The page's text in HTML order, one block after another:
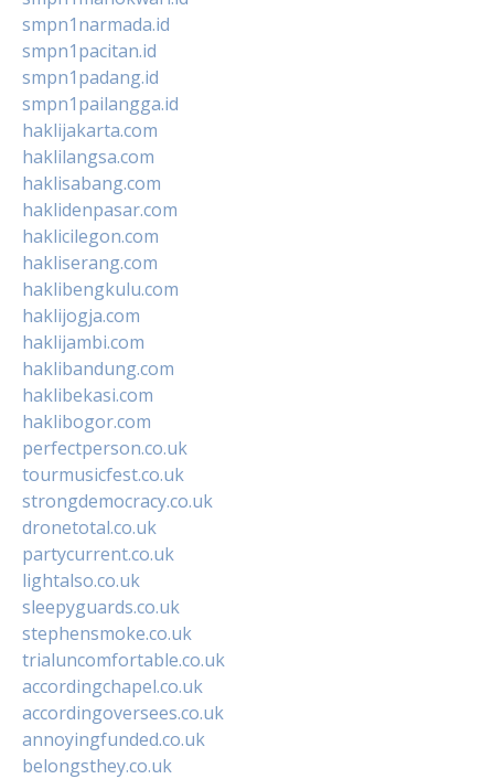
smpn1narmada.id
smpn1pacitan.id
smpn1padang.id
smpn1pailangga.id
haklijakarta.com
haklilangsa.com
haklisabang.com
haklidenpasar.com
haklicilegon.com
hakliserang.com
haklibengkulu.com
haklijogja.com
haklijambi.com
haklibandung.com
haklibekasi.com
haklibogor.com
perfectperson.co.uk
tourmusicfest.co.uk
strongdemocracy.co.uk
dronetotal.co.uk
partycurrent.co.uk
lightalso.co.uk
sleepyguards.co.uk
stephensmoke.co.uk
trialuncomfortable.co.uk
accordingchapel.co.uk
accordingoversees.co.uk
annoyingfunded.co.uk
belongsthey.co.uk